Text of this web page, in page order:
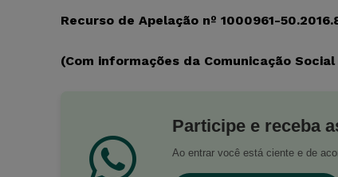
Recurso de Apelação nº 1000961-
(Com informações da Comunicação Social
Participe e receba
Ao entrar você está ciente e de